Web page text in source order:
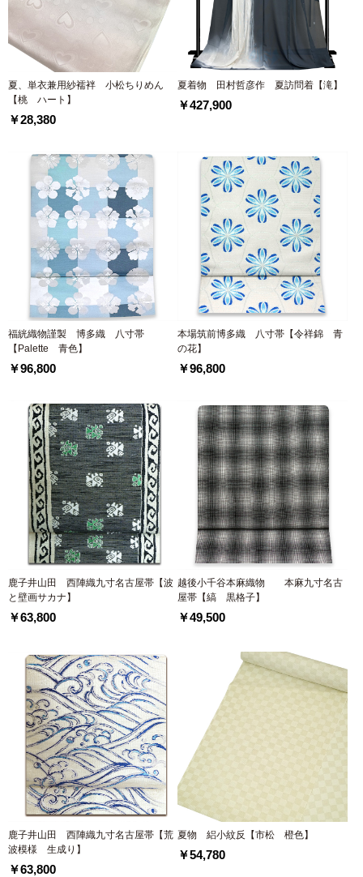
夏、単衣兼用紗襦袢 小松ちりめん
【桃 ハート】
￥28,380
夏着物 田村哲彦作 夏訪問着【滝】
￥427,900
福絖織物謹製 博多織 八寸帯
【Palette 青色】
￥96,800
本場筑前博多織 八寸帯【令祥錦 青
の花】
￥96,800
鹿子井山田 西陣織九寸名古屋帯【波
と壁画サカナ】
￥63,800
越後小千谷本麻織物 本麻九寸名古
屋帯【縞 黒格子】
￥49,500
鹿子井山田 西陣織九寸名古屋帯【荒
波模様 生成り】
￥63,800
夏物 絽小紋反【市松 橙色】
￥54,780